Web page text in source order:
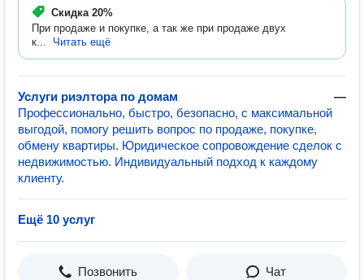
Скидка 20%
При продаже и покупке, а так же при продаже двух
к...
Читать ещё
Услуги риэлтора по домам
—
Профессионально, быстро, безопасно, с максимальной
выгодой, помогу решить вопрос по продаже, покупке,
обмену квартиры. Юридическое сопровождение сделок с
недвижимостью. Индивидуальный подход к каждому
клиенту.
Ещё 10 услуг
Позвонить Чат